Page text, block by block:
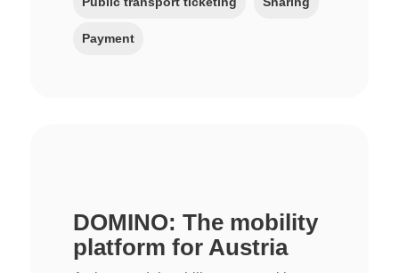
Payment
DOMINO: The mobility
platform for Austria